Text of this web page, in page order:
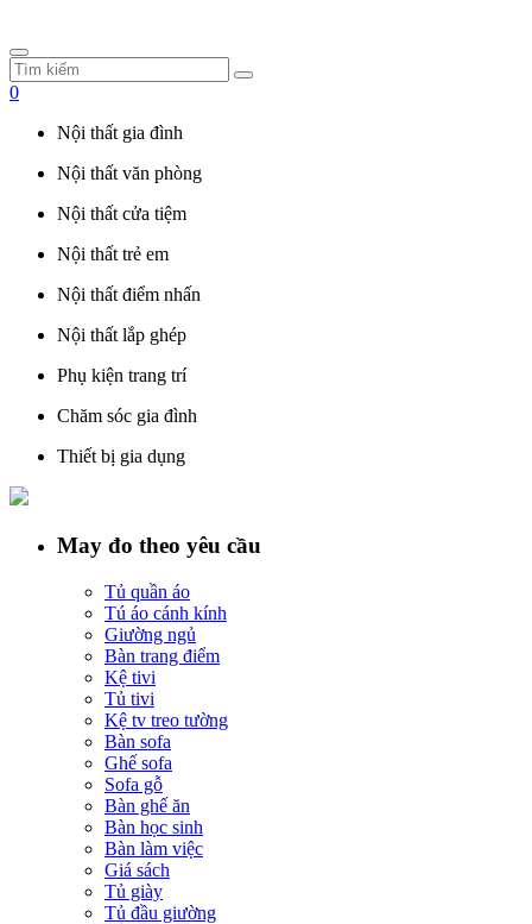
0
Nội thất gia đình
Nội thất văn phòng
Nội thất cửa tiệm
Nội thất trẻ em
Nội thất điểm nhấn
Nội thất lắp ghép
Phụ kiện trang trí
Chăm sóc gia đình
Thiết bị gia dụng
May đo theo yêu cầu
Tủ quần áo
Tú áo cánh kính
Giường ngủ
Bàn trang điểm
Kệ tivi
Tủ tivi
Kệ tv treo tường
Bàn sofa
Ghế sofa
Sofa gỗ
Bàn ghế ăn
Bàn học sinh
Bàn làm việc
Giá sách
Tủ giày
Tủ đầu giường